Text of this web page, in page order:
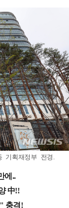
기획재정부 전경.